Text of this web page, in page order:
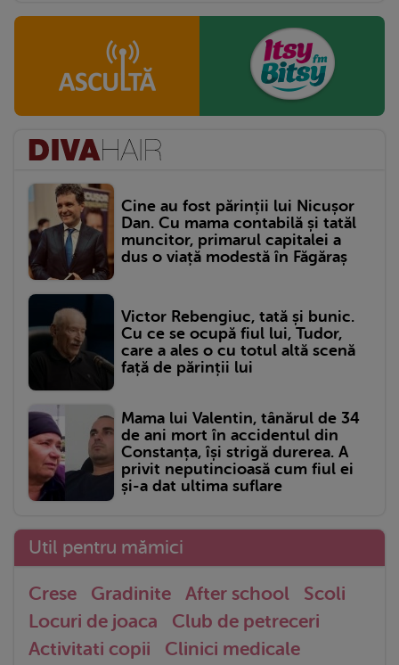
Cine au fost părinții lui Nicușor
Dan. Cu mama contabilă și tatăl
muncitor, primarul capitalei a
dus o viață modestă în Făgăraș
Victor Rebengiuc, tată și bunic.
Cu ce se ocupă fiul lui, Tudor,
care a ales o cu totul altă scenă
față de părinții lui
Mama lui Valentin, tânărul de 34
de ani mort în accidentul din
Constanța, își strigă durerea. A
privit neputincioasă cum fiul ei
și-a dat ultima suflare
Util pentru mămici
Crese Gradinite After school
Scoli
Locuri de joaca
Club de petreceri
Activitati copii
Clinici medicale